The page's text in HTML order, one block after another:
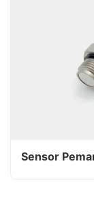
Sensor